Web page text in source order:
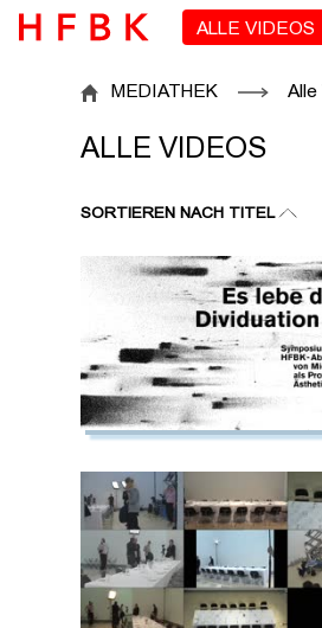
Zu den Filtern
Zur Metanavigation
Zur Hauptnavigation
Zur Suche
Zum Inhalt
Zum Seitenfuss ALLE VIDEOS
ALLE VIDEOS
MEDIATHEK Alle
ALLE VIDEOS
SORTIEREN NACH TITEL